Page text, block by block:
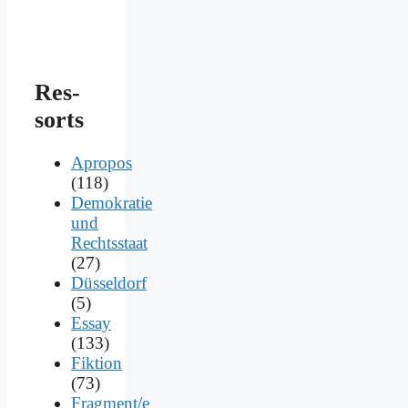
Res­
sorts
Apropos
(118)
Demokratie
und
Rechtsstaat
(27)
Düsseldorf
(5)
Essay
(133)
Fiktion
(73)
Fragment/e